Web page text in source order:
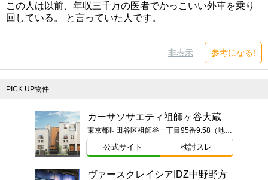
この人は以前、年収三千万の医者でかっこいい外車を乗り
回している。 と言っていた人です。
非表示 参考になる!
PICK UP物件
カーサソサエティ祖師ヶ谷大蔵
東京都世田谷区祖師谷一丁目95番9.58（地番）ほか
公式サイト 検討スレ
ヴァースクレイシアIDZ中野野方